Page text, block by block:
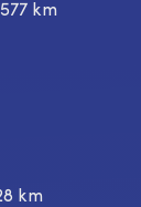
km
km